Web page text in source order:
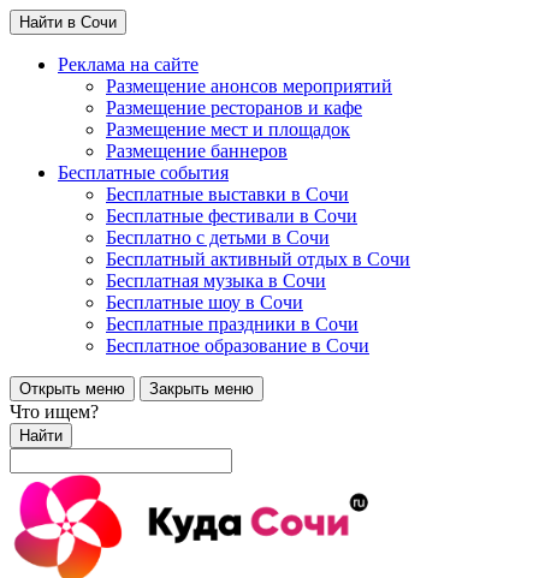
Найти в Сочи
Реклама на сайте
Размещение анонсов мероприятий
Размещение ресторанов и кафе
Размещение мест и площадок
Размещение баннеров
Бесплатные события
Бесплатные выставки в Сочи
Бесплатные фестивали в Сочи
Бесплатно с детьми в Сочи
Бесплатный активный отдых в Сочи
Бесплатная музыка в Сочи
Бесплатные шоу в Сочи
Бесплатные праздники в Сочи
Бесплатное образование в Сочи
Открыть меню Закрыть меню
Что ищем?
Найти